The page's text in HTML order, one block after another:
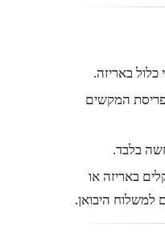
באריזה.
המקשים
בלבד.
באריזה או
למשלוח היבואן.